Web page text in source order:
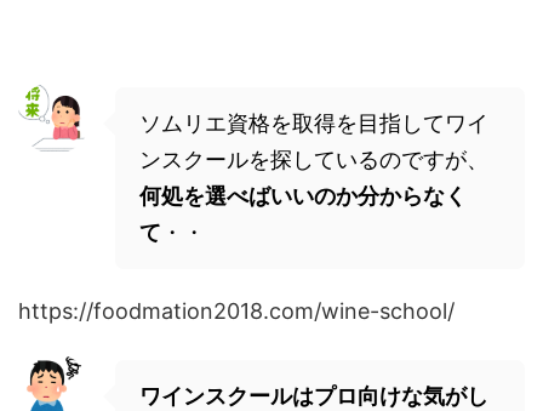
ソムリエ資格を取得を目指してワイ
ンスクールを探しているのですが、
何処を選べばいいのか分からなく
て ・・
https://foodmation2018.com/wine-school/
ワインスクールはプロ向けな気がし